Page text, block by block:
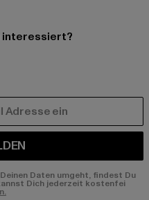
interessiert?
Daten umgeht, findest Du
Dich jederzeit kostenfei